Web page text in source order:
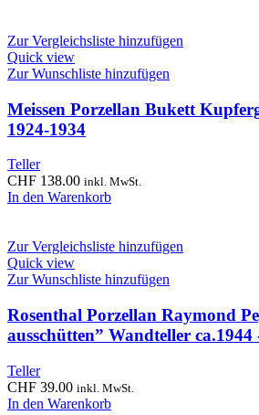
Zur Vergleichsliste hinzufügen
Quick view
Zur Wunschliste hinzufügen
Meissen Porzellan Bukett
1924-1934
Teller
CHF 138.00 inkl. MwSt.
In den Warenkorb
Zur Vergleichsliste hinzufügen
Quick view
Zur Wunschliste hinzufügen
Rosenthal Porzellan Raymond
ausschütten” Wandteller ca.1944
Teller
CHF 39.00 inkl. MwSt.
In den Warenkorb